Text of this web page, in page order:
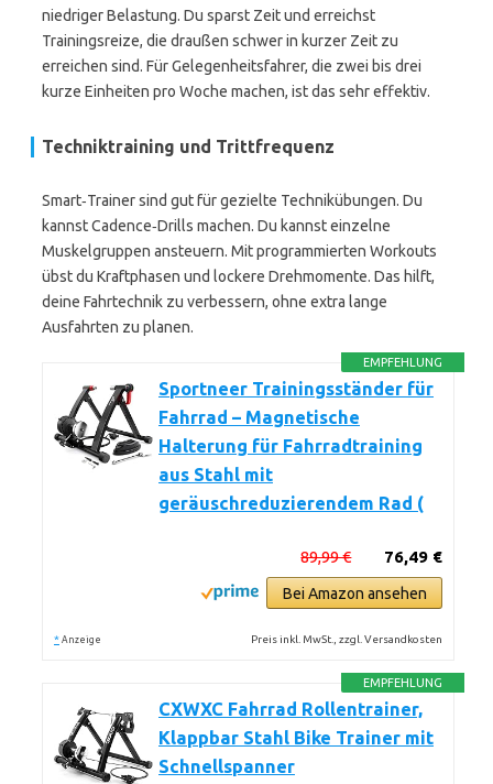
niedriger Belastung. Du sparst Zeit und erreichst
Trainingsreize, die draußen schwer in kurzer Zeit zu
erreichen sind. Für Gelegenheitsfahrer, die zwei bis drei
kurze Einheiten pro Woche machen, ist das sehr effektiv.
Techniktraining und Trittfrequenz
Smart‑Trainer sind gut für gezielte Technikübungen. Du
kannst Cadence‑Drills machen. Du kannst einzelne
Muskelgruppen ansteuern. Mit programmierten Workouts
übst du Kraftphasen und lockere Drehmomente. Das hilft,
deine Fahrtechnik zu verbessern, ohne extra lange
Ausfahrten zu planen.
EMPFEHLUNG
Sportneer Trainingsständer für
Fahrrad – Magnetische
Halterung für Fahrradtraining
aus Stahl mit
geräuschreduzierendem Rad (
76,49 €
89,99 €
Bei Amazon ansehen
* Anzeige Preis inkl. MwSt., zzgl. Versandkosten
EMPFEHLUNG
CXWXC Fahrrad Rollentrainer,
Klappbar Stahl Bike Trainer mit
Schnellspanner